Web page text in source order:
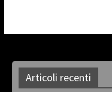
Articoli recenti